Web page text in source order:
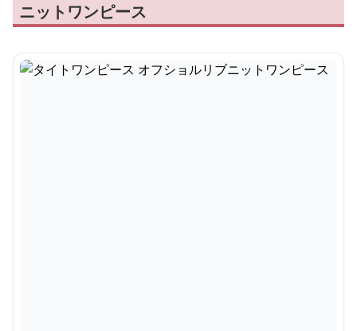
ニットワンピース